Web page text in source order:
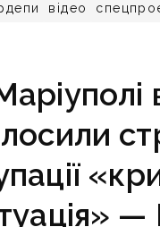
відео